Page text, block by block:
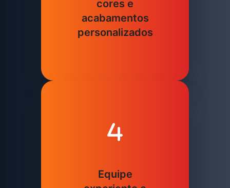
cores e
acabamentos
personalizados
Equipe